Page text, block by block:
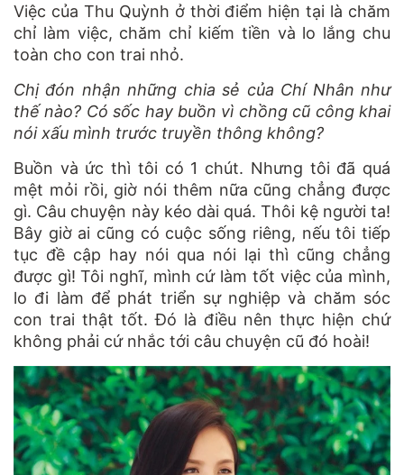
Việc của Thu Quỳnh ở thời điểm hiện tại là chăm
chỉ làm việc, chăm chỉ kiếm tiền và lo lắng chu
toàn cho con trai nhỏ.
Chị đón nhận những chia sẻ của Chí Nhân như
thế nào? Có sốc hay buồn vì chồng cũ công khai
nói xấu mình trước truyền thông không?
Buồn và ức thì tôi có 1 chút. Nhưng tôi đã quá
mệt mỏi rồi, giờ nói thêm nữa cũng chẳng được
gì. Câu chuyện này kéo dài quá. Thôi kệ người ta!
Bây giờ ai cũng có cuộc sống riêng, nếu tôi tiếp
tục đề cập hay nói qua nói lại thì cũng chẳng
được gì! Tôi nghĩ, mình cứ làm tốt việc của mình,
lo đi làm để phát triển sự nghiệp và chăm sóc
con trai thật tốt. Đó là điều nên thực hiện chứ
không phải cứ nhắc tới câu chuyện cũ đó hoài!